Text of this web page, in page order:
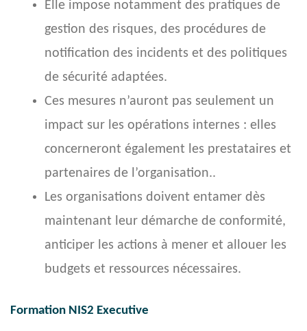
Elle impose notamment des pratiques de
gestion des risques, des procédures de
notification des incidents et des politiques
de sécurité adaptées.
Ces mesures n’auront pas seulement un
impact sur les opérations internes : elles
concerneront également les prestataires et
partenaires de l’organisation..
Les organisations doivent entamer dès
maintenant leur démarche de conformité,
anticiper les actions à mener et allouer les
budgets et ressources nécessaires.
Formation NIS2 Executive